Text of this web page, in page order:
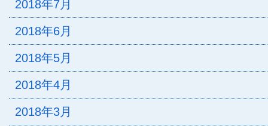
2018年7月
2018年6月
2018年5月
2018年4月
2018年3月